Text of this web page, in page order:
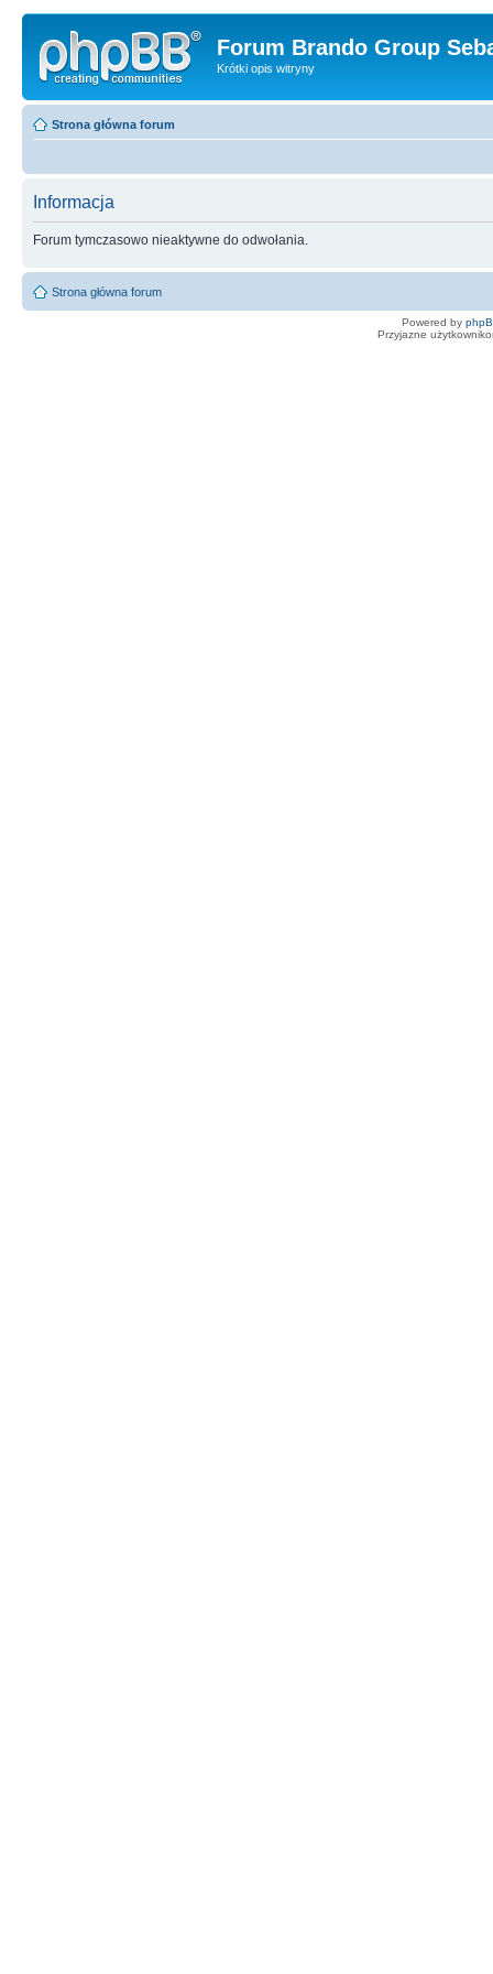
Forum Brando Group
Krótki opis witryny
Strona główna forum
Informacja
Forum tymczasowo nieaktywne do odwołania.
Strona główna forum
Powered by
Przyjazne